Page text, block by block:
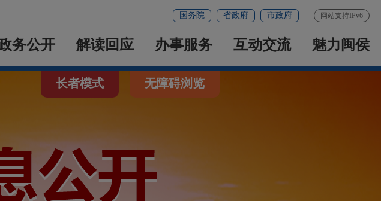
网站支持IPv6
国务院 省政府 市政府
务公开 解读回应 办事服务 互动交流 魅力闽侯
长者模式 无障碍浏览